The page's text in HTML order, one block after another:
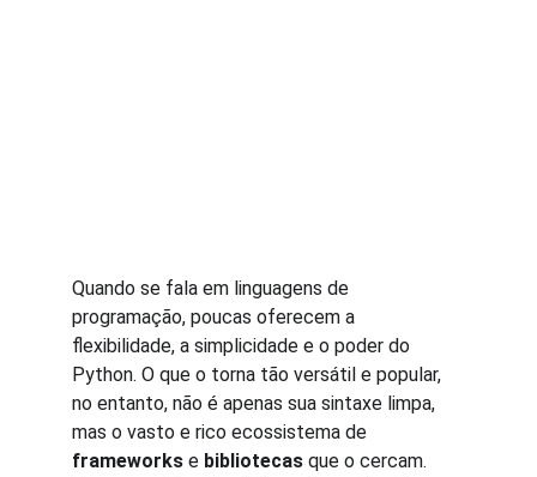
Quando se fala em linguagens de
programação, poucas oferecem a
flexibilidade, a simplicidade e o poder do
Python. O que o torna tão versátil e popular,
no entanto, não é apenas sua sintaxe limpa,
mas o vasto e rico ecossistema de
frameworks e bibliotecas que o cercam.